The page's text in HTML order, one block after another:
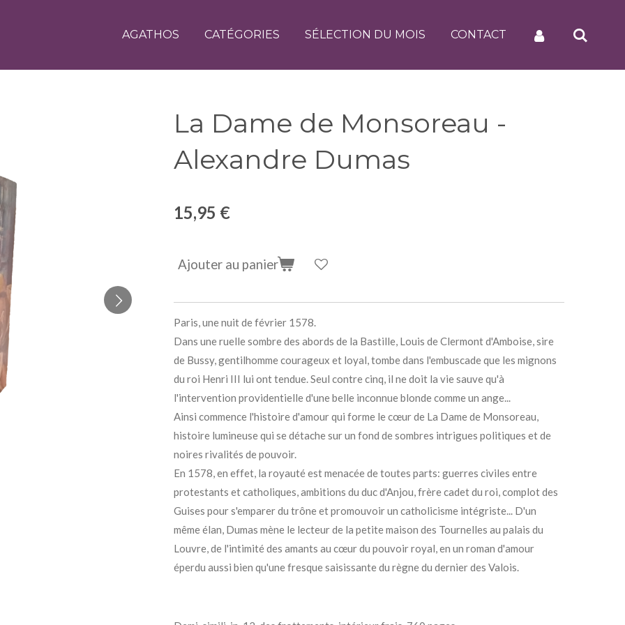
AGATHOS CATÉGORIES SÉLECTION DU MOIS CONTACT
La Dame de Monsoreau -
Alexandre Dumas
15,95 €
Ajouter au panier
Paris, une nuit de février 1578.
Dans une ruelle sombre des abords de la Bastille, Louis de Clermont d'Amboise, sire
de Bussy, gentilhomme courageux et loyal, tombe dans l'embuscade que les mignons
du roi Henri III lui ont tendue. Seul contre cinq, il ne doit la vie sauve qu'à
l'intervention providentielle d'une belle inconnue blonde comme un ange...
Ainsi commence l'histoire d'amour qui forme le cœur de La Dame de Monsoreau,
histoire lumineuse qui se détache sur un fond de sombres intrigues politiques et de
noires rivalités de pouvoir.
En 1578, en effet, la royauté est menacée de toutes parts: guerres civiles entre
protestants et catholiques, ambitions du duc d'Anjou, frère cadet du roi, complot des
Guises pour s'emparer du trône et promouvoir un catholicisme intégriste... D'un
même élan, Dumas mène le lecteur de la petite maison des Tournelles au palais du
Louvre, de l'intimité des amants au cœur du pouvoir royal, en un roman d'amour
éperdu aussi bien qu'une fresque saisissante du règne du dernier des Valois.